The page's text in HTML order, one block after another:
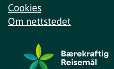
Cookies
Om nettstedet